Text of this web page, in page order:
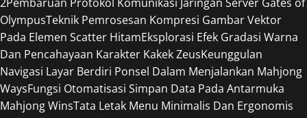
OlympusTeknik Pemrosesan Kompresi Gambar Vektor
Pada Elemen Scatter HitamEksplorasi Efek Gradasi Warna
Dan Pencahayaan Karakter Kakek ZeusKeunggulan
Navigasi Layar Berdiri Ponsel Dalam Menjalankan Mahjong
WaysFungsi Otomatisasi Simpan Data Pada Antarmuka
Mahjong WinsTata Letak Menu Minimalis Dan Ergonomis